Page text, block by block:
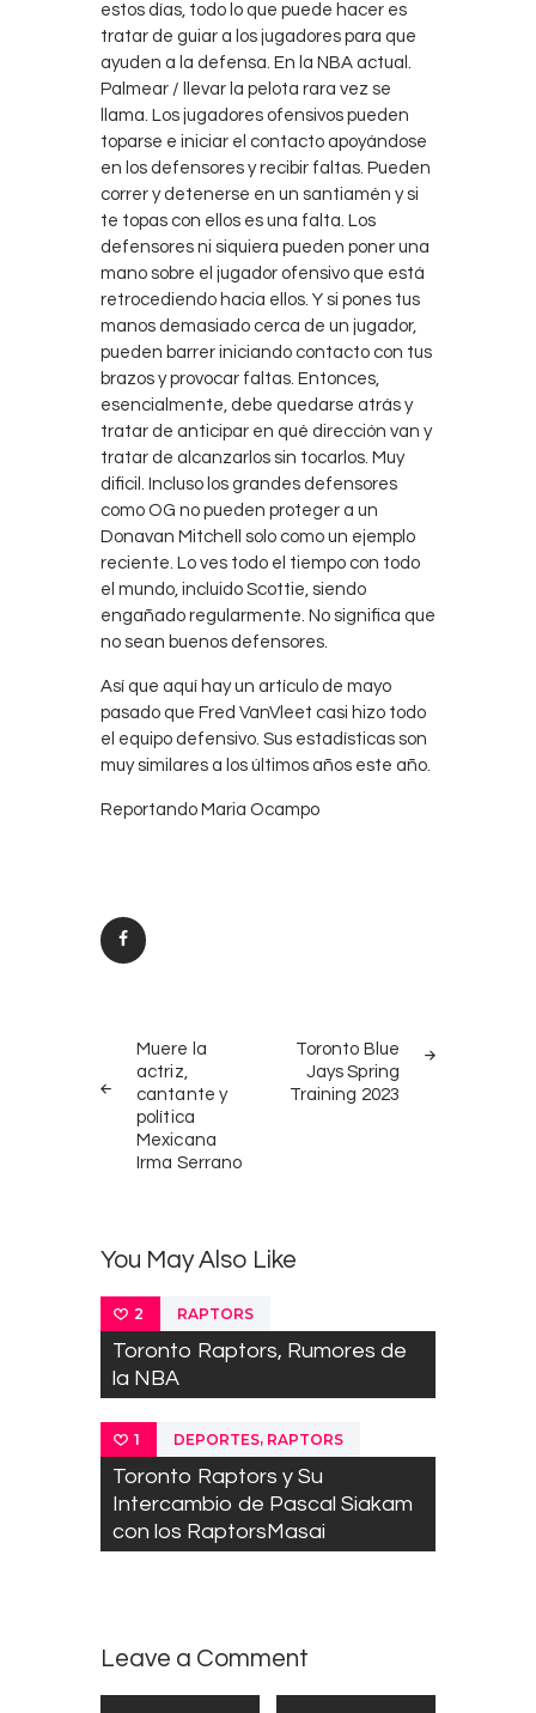
estos días, todo lo que puede hacer es
tratar de guiar a los jugadores para que
ayuden a la defensa. En la NBA actual.
Palmear / llevar la pelota rara vez se
llama. Los jugadores ofensivos pueden
toparse e iniciar el contacto apoyándose
en los defensores y recibir faltas. Pueden
correr y detenerse en un santiamén y si
te topas con ellos es una falta. Los
defensores ni siquiera pueden poner una
mano sobre el jugador ofensivo que está
retrocediendo hacia ellos. Y si pones tus
manos demasiado cerca de un jugador,
pueden barrer iniciando contacto con tus
brazos y provocar faltas. Entonces,
esencialmente, debe quedarse atrás y
tratar de anticipar en qué dirección van y
tratar de alcanzarlos sin tocarlos. Muy
dificil. Incluso los grandes defensores
como OG no pueden proteger a un
Donavan Mitchell solo como un ejemplo
reciente. Lo ves todo el tiempo con todo
el mundo, incluido Scottie, siendo
engañado regularmente. No significa que
no sean buenos defensores.
Así que aquí hay un artículo de mayo
pasado que Fred VanVleet casi hizo todo
el equipo defensivo. Sus estadísticas son
muy similares a los últimos años este año.
Reportando Maria Ocampo
navigation
POST
Muere la
actriz,
cantante y
política
Mexicana
Irma Serrano
POST
Toronto Blue
Jays Spring
Training 2023
You May Also Like
2 RAPTORS
Toronto Raptors, Rumores de
la NBA
1 DEPORTES, RAPTORS
Toronto Raptors y Su
Intercambio de Pascal Siakam
con los RaptorsMasai
Leave a Comment